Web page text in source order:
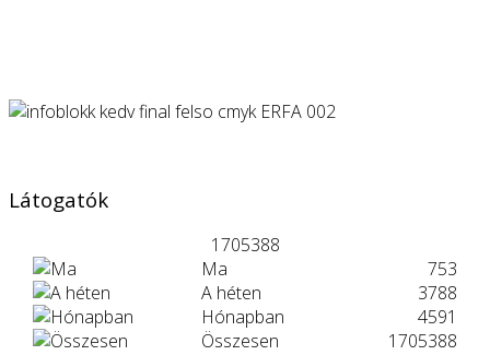
Látogatók
1705388
Ma
753
A héten
3788
Hónapban
4591
Összesen
1705388